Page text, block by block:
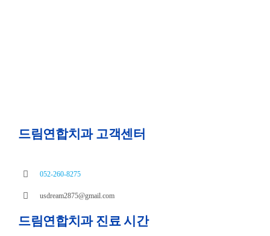
드림연합치과 고객센터
052-260-8275
usdream2875@gmail.com
드림연합치과 진료 시간